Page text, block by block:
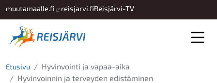
Hyppää pääsisältöön
muutamaalle.fi reisjarvi.fiReisjärvi-TV
Etusivu
Hyvinvointi ja vapaa-aika
Hyvinvoinnin ja terveyden edistäminen